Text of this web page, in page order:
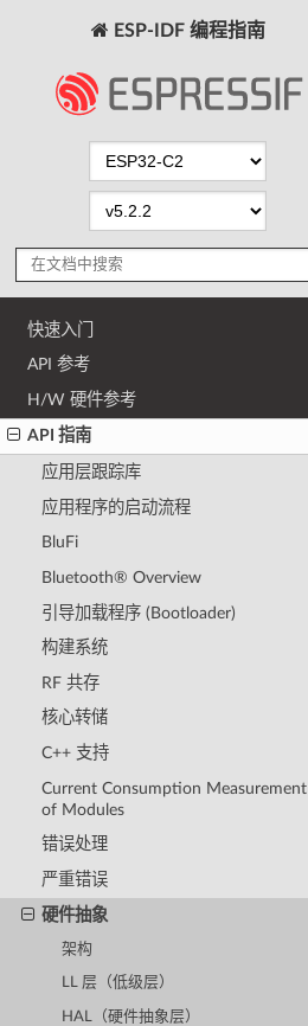
ESP-IDF 编程指南
快速入门
API 参考
H/W 硬件参考
API 指南
应用层跟踪库
应用程序的启动流程
BluFi
Bluetooth® Overview
引导加载程序 (Bootloader)
构建系统
RF 共存
核心转储
C++ 支持
Current Consumption Measurement
of Modules
错误处理
严重错误
硬件抽象
架构
LL 层（低级层）
HAL（硬件抽象层）